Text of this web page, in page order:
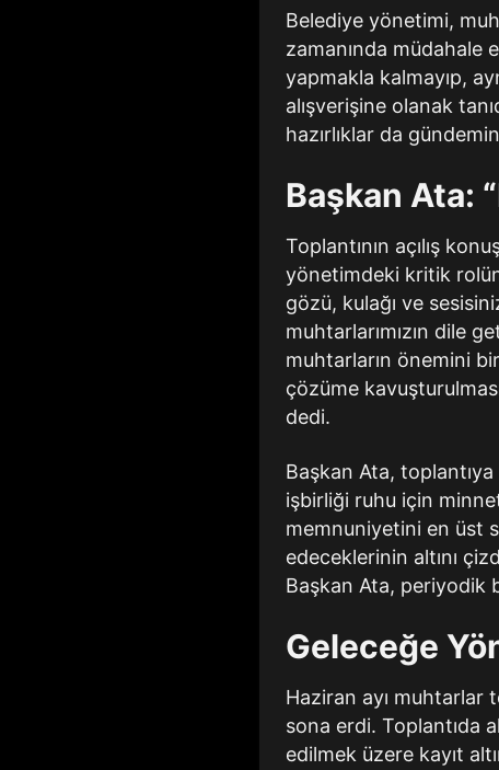
Belediye yönetimi,
zamanında müdahale
yapmakla kalmayıp,
alışverişine olanak
hazırlıklar da
Başkan Ata:
Toplantının açılış
yönetimdeki kritik
gözü, kulağı ve
muhtarlarımızın dile
muhtarların önemini
çözüme
dedi.
Başkan Ata,
işbirliği ruhu için
memnuniyetini en üst
edeceklerinin altını
Başkan Ata, periyodik
Geleceğe
Haziran ayı muhtarlar
sona erdi. Toplantıda
edilmek üzere kayıt